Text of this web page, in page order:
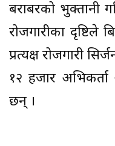
बराबरको भुक्तानी
रोजगारीका दृष्टिले
प्रत्यक्ष रोजगारी
१२ हजार
छन् ।